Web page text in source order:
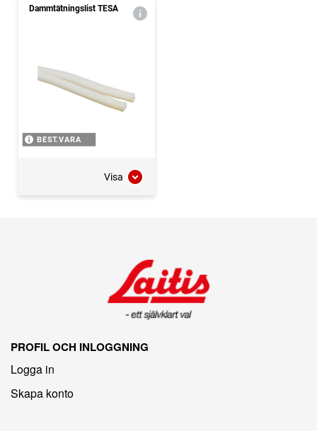
Dammtätningslist TESA
BEST.VARA
Visa
PROFIL OCH INLOGGNING
Logga in
Skapa konto